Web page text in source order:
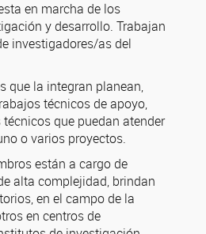
en marcha de los
y desarrollo. Trabajan
investigadores/as del
que la integran planean,
técnicos de apoyo,
que puedan atender
o varios proyectos.
están a cargo de
alta complejidad, brindan
en el campo de la
en centros de